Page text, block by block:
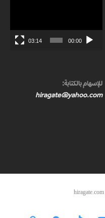
00:00
03:14
للإسهام بالكتابة:
hiragate@yahoo.com